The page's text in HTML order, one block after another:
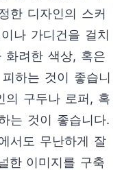
한 디자인의 스커
나 가디건을 걸치
화려한 색상, 혹은
하는 것이 좋습니
의 구두나 로퍼, 혹
는 것이 좋습니다.
서도 무난하게 잘
한 이미지를 구축